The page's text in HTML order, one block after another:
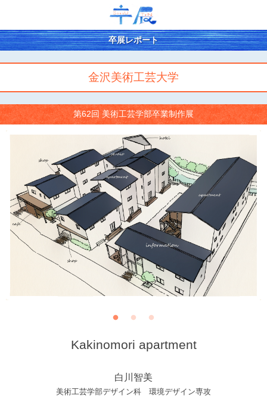
卒展レポート
金沢美術工芸大学
第62回 美術工芸学部卒業制作展
Kakinomori apartment
白川智美
美術工芸学部デザイン科 環境デザイン専攻